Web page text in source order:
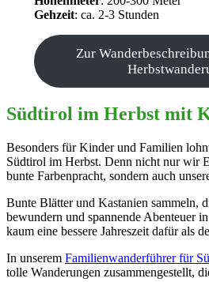
Gehzeit: ca. 2-3 Stunden
Zur
Südtirol im Herbst mit
Besonders für Kinder und Familien
Südtirol im Herbst. Denn nicht nur wir
bunte Farbenpracht, sondern auch
Bunte Blätter und Kastanien sammeln,
bewundern und spannende Abenteuer
kaum eine bessere Jahreszeit dafür als
In unserem Familienwanderführer für
tolle Wanderungen zusammengestellt,